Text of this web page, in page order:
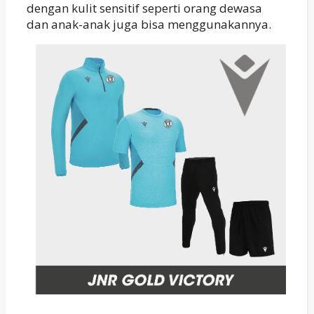
dengan kulit sensitif seperti orang dewasa
dan anak-anak juga bisa menggunakannya.